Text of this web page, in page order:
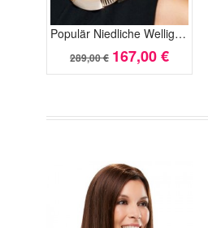
Populär Niedliche Wellig Spitzefront Echthaar Perücke
289,00 € 167,00 €